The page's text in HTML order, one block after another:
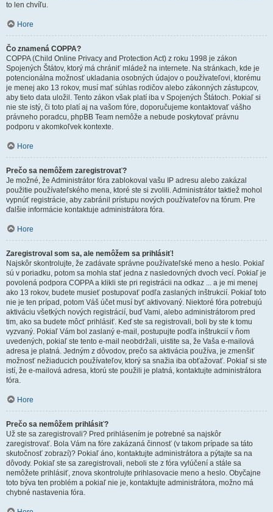
to len chvíľu.
Hore
Čo znamená COPPA?
COPPA (Child Online Privacy and Protection Act) z roku 1998 je zákon
Spojených Štátov, ktorý má chrániť mládež na internete. Na stránkach, kde je
potencionálna možnosť ukladania osobných údajov o používateľovi, ktorému
je menej ako 13 rokov, musí mať súhlas rodičov alebo zákonných zástupcov,
aby tieto data uložil. Tento zákon však platí iba v Spojených Štátoch. Pokiaľ si
nie ste istý, či toto platí aj na vašom fóre, doporučujeme kontaktovať vášho
právneho poradcu, phpBB Team nemôže a nebude poskytovať právnu
podporu v akomkoľvek kontexte.
Hore
Prečo sa nemôžem zaregistrovať?
Je možné, že Administrátor fóra zablokoval vašu IP adresu alebo zakázal
použitie používateľského mena, ktoré ste si zvolili. Administrátor taktiež mohol
vypnúť registrácie, aby zabránil prístupu nových používateľov na fórum. Pre
ďalšie informácie kontaktuje administrátora fóra.
Hore
Zaregistroval som sa, ale nemôžem sa prihlásiť!
Najskôr skontrolujte, že zadávate správne používateľské meno a heslo. Pokiaľ
sú v poriadku, potom sa mohla stať jedna z nasledovných dvoch vecí. Pokiaľ je
povolená podpora COPPA a klikli ste pri registrácii na odkaz ... a je mi menej
ako 13 rokov, budete musieť postupovať podľa zaslaných inštrukcií. Pokiaľ toto
nie je ten prípad, potom Váš účet musí byť aktivovaný. Niektoré fóra potrebujú
aktiváciu všetkých nových registrácií, buď Vami, alebo administrátorom pred
tim, ako sa budete môcť prihlásiť. Keď ste sa registrovali, boli by ste k tomu
vyzvaný. Pokiaľ Vám bol zaslaný e-mail, postupujte podľa inštrukcií v ňom
uvedených, pokiaľ ste tento e-mail neobdržali, uistite sa, že Vaša e-mailová
adresa je platná. Jedným z dôvodov, prečo sa aktivácia používa, je zmenšiť
možnosť nežiaducich používateľov, ktorý sa snažia iba obťažovať. Pokiaľ si ste
istí, že e-mailová adresa, ktorú ste použili je platná, kontaktujte administrátora
fóra.
Hore
Prečo sa nemôžem prihlásiť?
Už ste sa zaregistrovali? Pred prihlásením je potrebné sa najskôr
zaregistrovať. Bola Vám na fóre zakázaná činnosť (v takom prípade sa táto
skutočnosť zobrazí)? Pokiaľ áno, kontaktujte administrátora a pýtajte sa na
dôvody. Pokiaľ ste sa zaregistrovali, neboli ste z fóra vylúčení a stále sa
nemôžete prihlásiť, znova skontrolujte prihlasovacie meno a heslo. Obyčajne
toto býva ten problém a pokiaľ nie je, kontaktujte administrátora, možno má
chybné nastavenia fóra.